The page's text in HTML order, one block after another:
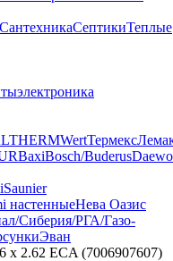
СантехникаСептикиТеплые
электроника
WertТермекс
BaxiBosch/Buderus
Saunier
настенныеНева Оазис
Сиберия/РГА/Газо-
Эван
х 2.62 ECA (7006907607)